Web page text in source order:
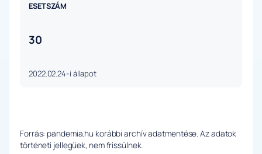
ESETSZÁM
30
2022.02.24-i állapot
Forrás: pandemia.hu korábbi archív adatmentése. Az adatok
történeti jellegűek, nem frissülnek.